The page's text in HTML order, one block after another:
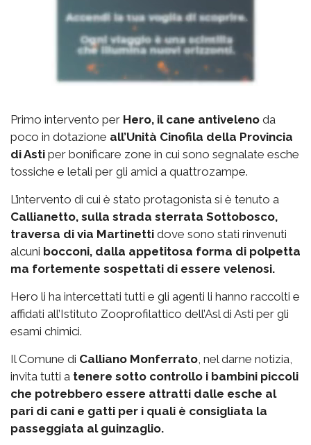
Primo intervento per Hero, il cane antiveleno da
poco in dotazione all’Unità Cinofila della Provincia
di Asti per bonificare zone in cui sono segnalate esche
tossiche e letali per gli amici a quattrozampe.
L’intervento di cui è stato protagonista si è tenuto a
Callianetto, sulla strada sterrata Sottobosco,
traversa di via Martinetti dove sono stati rinvenuti
alcuni bocconi, dalla appetitosa forma di polpetta
ma fortemente sospettati di essere velenosi.
Hero li ha intercettati tutti e gli agenti li hanno raccolti e
affidati all’Istituto Zooprofilattico dell’Asl di Asti per gli
esami chimici.
Il Comune di Calliano Monferrato, nel darne notizia,
invita tutti a tenere sotto controllo i bambini piccoli
che potrebbero essere attratti dalle esche al
pari di cani e gatti per i quali è consigliata la
passeggiata al guinzaglio.